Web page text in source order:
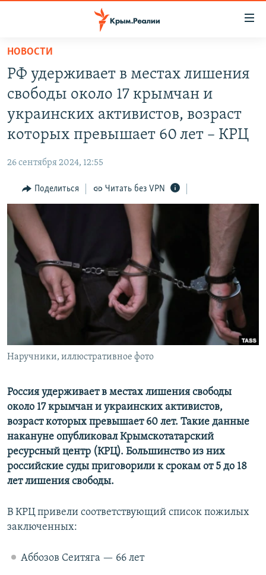
Вернуться
основному
содержанию
главной
Вернутся
поиску
СПЕЦПРОЕКТЫ
ИНТЕРАКТИВ
ИНФОГРАФИКА
ТЕЛЕПРОЕКТ КРЫМ.РЕАЛИИ
СОВЕТЫ ПРАВОЗАЩИТНИКОВ
ПРОПАВШИЕ БЕЗ ВЕСТИ
ПОБЕДИТЕЛЕЙ НЕ СУДЯТ?
КРЫМ.НЕПОКОРЕННЫЙ
ELIFBE
УКРАИНСКАЯ ПРОБЛЕМА КРЫМА
РАДІО СВОБОДА
КАК ОБОЙТИ БЛОКИРОВКУ
Українською
Qırımtatar
ПРИСОЕДИНЯЙТЕСЬ!
Все сайты RFE/RL
НОВОСТИ
РФ удерживает в местах лишения
свободы около 17 крымчан и
украинских активистов, возраст
которых превышает 60 лет – КРЦ
26 сентября 2024, 12:55
Поделиться Читать без VPN
Наручники, иллюстративное фото
Россия удерживает в местах лишения свободы
около 17 крымчан и украинских активистов,
возраст которых превышает 60 лет. Такие данные
накануне опубликовал Крымскотатарский
ресурсный центр (КРЦ). Большинство из них
российские суды приговорили к срокам от 5 до 18
лет лишения свободы.
В КРЦ привели соответствующий список пожилых
заключенных:
Аббозов Сеитяга — 66 лет